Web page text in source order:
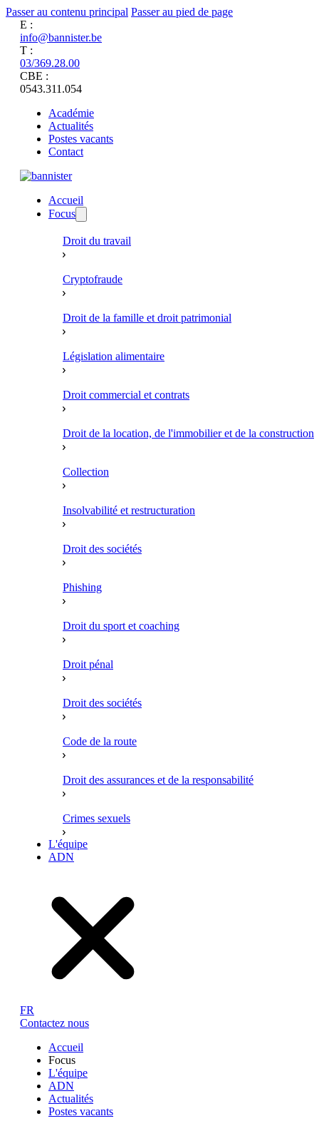
Passer au contenu principal Passer au pied de page
E :
info@bannister.be
T :
03/369.28.00
CBE :
0543.311.054
Académie
Actualités
Postes vacants
Contact
Accueil
Focus
Droit du travail
Cryptofraude
Droit de la famille et droit patrimonial
Législation alimentaire
Droit commercial et contrats
Droit de la location, de l'immobilier et de la construction
Collection
Insolvabilité et restructuration
Droit des sociétés
Phishing
Droit du sport et coaching
Droit pénal
Droit des sociétés
Code de la route
Droit des assurances et de la responsabilité
Crimes sexuels
L'équipe
ADN
FR
Contactez nous
Accueil
Focus
L'équipe
ADN
Actualités
Postes vacants